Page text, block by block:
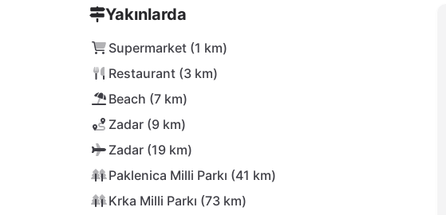
Yakınlarda
Supermarket (1 km)
Restaurant (3 km)
Beach (7 km)
Zadar (9 km)
Zadar (19 km)
Paklenica Milli Parkı (41 km)
Krka Milli Parkı (73 km)